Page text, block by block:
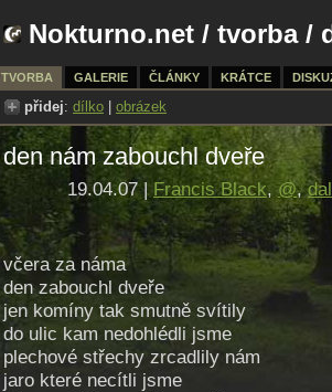
Nokturno.net / tvorba/
TVORBA GALERIE ČLÁNKY KRÁTCE
přidej: dílko obrázek
den nám zabouchl dveře
19.04.07 | Francis Black,@,
včera za náma
den zabouchl dveře
jen komíny tak smutně svítily
do ulic kam nedohlédli jsme
plechové střechy zrcadlily nám
jaro které necítli jsme